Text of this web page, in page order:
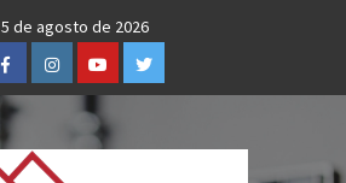
5 de agosto de 2026
FacebookInstagramYoutubeTwitter